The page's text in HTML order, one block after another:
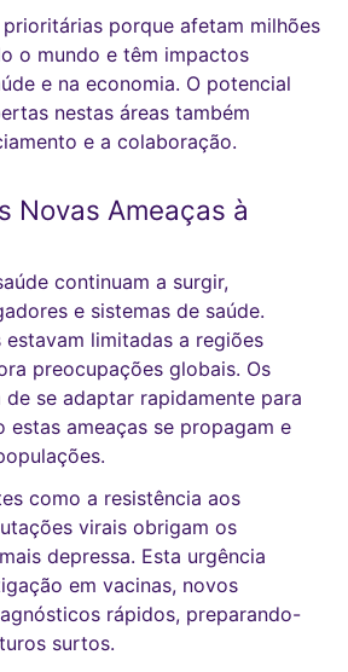
porque afetam milhões
o mundo e têm impactos
e na economia. O potencial
nestas áreas também
e a colaboração.
Novas Ameaças à
continuam a surgir,
e sistemas de saúde.
estavam limitadas a regiões
preocupações globais. Os
se adaptar rapidamente para
estas ameaças se propagam e
como a resistência aos
virais obrigam os
depressa. Esta urgência
em vacinas, novos
rápidos, preparando-
surtos.